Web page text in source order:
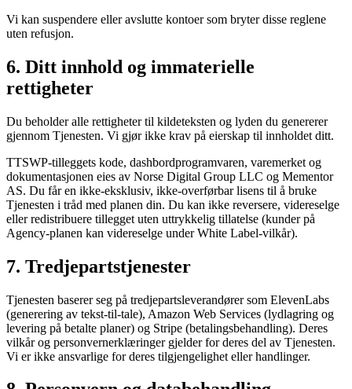
Vi kan suspendere eller avslutte kontoer som bryter disse reglene
uten refusjon.
6. Ditt innhold og immaterielle
rettigheter
Du beholder alle rettigheter til kildeteksten og lyden du genererer
gjennom Tjenesten. Vi gjør ikke krav på eierskap til innholdet ditt.
TTSWP-tilleggets kode, dashbordprogramvaren, varemerket og
dokumentasjonen eies av Norse Digital Group LLC og Mementor
AS. Du får en ikke-eksklusiv, ikke-overførbar lisens til å bruke
Tjenesten i tråd med planen din. Du kan ikke reversere, videreselge
eller redistribuere tillegget uten uttrykkelig tillatelse (kunder på
Agency-planen kan videreselge under White Label-vilkår).
7. Tredjepartstjenester
Tjenesten baserer seg på tredjepartsleverandører som ElevenLabs
(generering av tekst-til-tale), Amazon Web Services (lydlagring og
levering på betalte planer) og Stripe (betalingsbehandling). Deres
vilkår og personvernerklæringer gjelder for deres del av Tjenesten.
Vi er ikke ansvarlige for deres tilgjengelighet eller handlinger.